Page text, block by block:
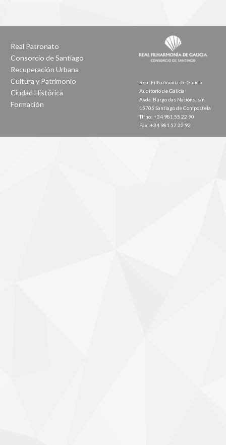
Real Patronato
Consorcio de Santiago
Recuperación Urbana
Cultura y Patrimonio
Ciudad Histórica
Formación
Real Filharmonía de Galicia
Auditorio de Galicia
Avda. Burgo das Nacións, s/n
15705 Santiago de Compostela
Tlfno: +34 981 55 22 90
Fax: +34 981 57 22 92